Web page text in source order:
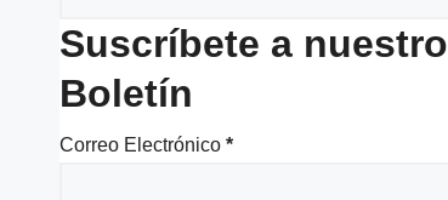
Suscríbete a nuestro
Boletín
Correo Electrónico *